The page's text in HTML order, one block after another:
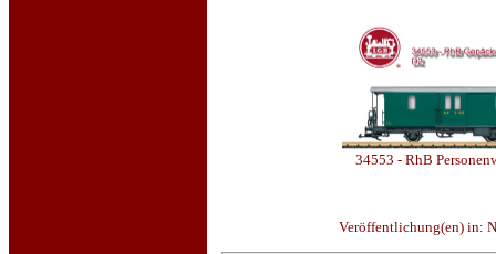
34553 - RhB
Veröffentlichung(en) in: